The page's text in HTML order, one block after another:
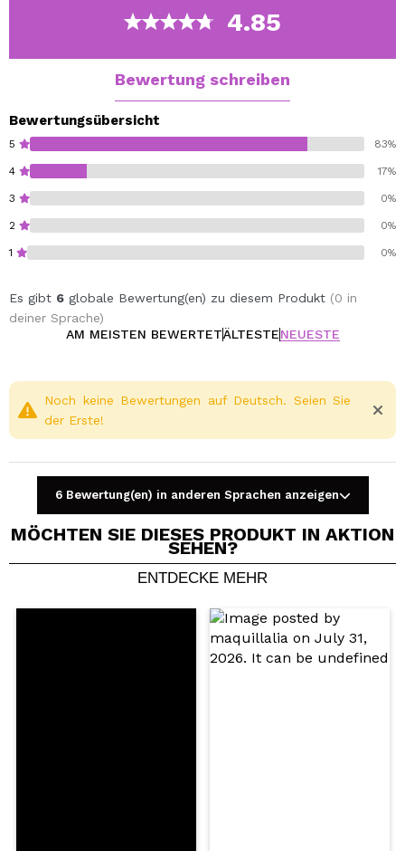
(trocken in nur 40 Sekunden) gelingt auch zu Hause im
Handumdrehen eine schöne Maniküre.
4.85
Bewertung schreiben
Bewertungsübersicht
5 83%
4 17%
3 0%
2 0%
1 0%
Es gibt 6 globale Bewertung(en) zu diesem Produkt (0 in
deiner Sprache)
AM MEISTEN BEWERTETÄLTESTENEUESTE
Ein Video oder Foto teilen
Dein Video könnte das erste sein. Stell es dir vor...
Würden Sie diesen Kauf empfehlen? Ja Nein
Noch keine Bewertungen auf Deutsch. Seien Sie
der Erste!
6 Bewertung(en) in anderen Sprachen anzeigen
MÖCHTEN SIE DIESES PRODUKT IN AKTION
SEHEN?
ENTDECKE MEHR